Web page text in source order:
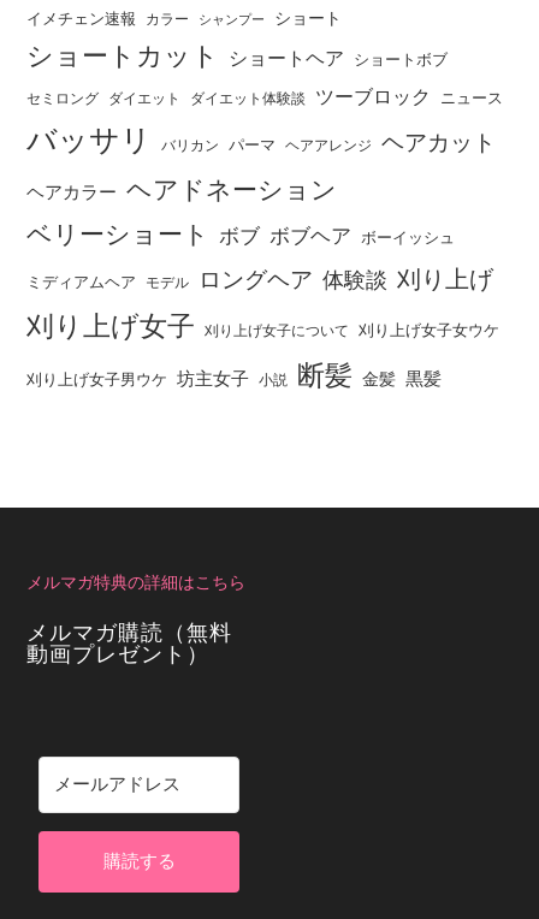
イメチェン速報 カラー シャンプー ショート
ショートカット ショートヘア ショートボブ
セミロング ダイエット ダイエット体験談 ツーブロック ニュース
バッサリ バリカン パーマ ヘアアレンジ ヘアカット
ヘアカラー ヘアドネーション
ベリーショート
ボブ ボブヘア ボーイッシュ
ミディアムヘア モデル ロングヘア 体験談 刈り上げ
刈り上げ女子 刈り上げ女子について 刈り上げ女子女ウケ
刈り上げ女子男ウケ 坊主女子 小説 断髪 金髪 黒髪
メルマガ特典の詳細はこちら
メルマガ購読（無料
動画プレゼント）
購読する